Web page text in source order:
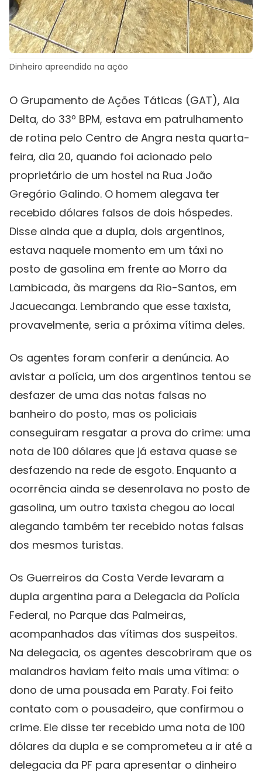
Dinheiro apreendido na ação
O Grupamento de Ações Táticas (GAT), Ala
Delta, do 33º BPM, estava em patrulhamento
de rotina pelo Centro de Angra nesta quarta-
feira, dia 20, quando foi acionado pelo
proprietário de um hostel na Rua João
Gregório Galindo. O homem alegava ter
recebido dólares falsos de dois hóspedes.
Disse ainda que a dupla, dois argentinos,
estava naquele momento em um táxi no
posto de gasolina em frente ao Morro da
Lambicada, às margens da Rio-Santos, em
Jacuecanga. Lembrando que esse taxista,
provavelmente, seria a próxima vítima deles.
Os agentes foram conferir a denúncia. Ao
avistar a polícia, um dos argentinos tentou se
desfazer de uma das notas falsas no
banheiro do posto, mas os policiais
conseguiram resgatar a prova do crime: uma
nota de 100 dólares que já estava quase se
desfazendo na rede de esgoto. Enquanto a
ocorrência ainda se desenrolava no posto de
gasolina, um outro taxista chegou ao local
alegando também ter recebido notas falsas
dos mesmos turistas.
Os Guerreiros da Costa Verde levaram a
dupla argentina para a Delegacia da Polícia
Federal, no Parque das Palmeiras,
acompanhados das vítimas dos suspeitos.
Na delegacia, os agentes descobriram que os
malandros haviam feito mais uma vítima: o
dono de uma pousada em Paraty. Foi feito
contato com o pousadeiro, que confirmou o
crime. Ele disse ter recebido uma nota de 100
dólares da dupla e se comprometeu a ir até a
delegacia da PF para apresentar o dinheiro